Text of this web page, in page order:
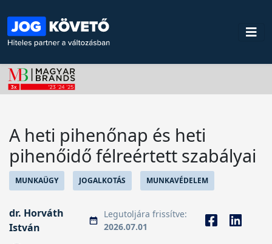
A heti pihenőnap és heti
pihenőidő félreértett szabályai
MUNKAÜGY JOGALKOTÁS MUNKAVÉDELEM
dr. Horváth
István
Legutoljára frissítve:
2026.07.01